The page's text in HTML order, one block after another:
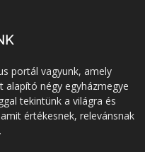
portál vagyunk, amely
négy egyházmegye
tekintünk a világra és
értékesnek, relevánsnak